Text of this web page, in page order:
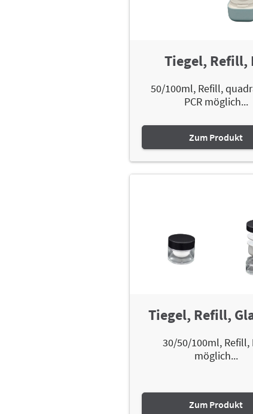
Tiegel, Refill,
50/100ml, Refill,
PCR möglich...
Zum Produkt
Tiegel, Refill,
30/50/100ml, Refill,
möglich...
Zum Produkt